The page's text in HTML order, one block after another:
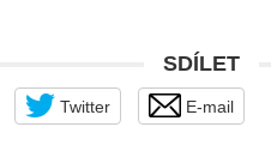
SDÍLET
Twitter E-mail